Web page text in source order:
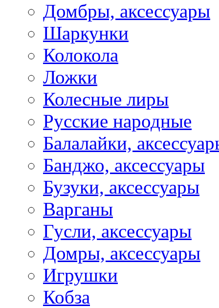
Домбры, аксессуары
Шаркунки
Колокола
Ложки
Колесные лиры
Русские народные
Балалайки,
Банджо, аксессуары
Бузуки, аксессуары
Варганы
Гусли, аксессуары
Домры, аксессуары
Игрушки
Кобза